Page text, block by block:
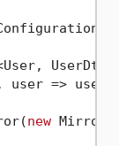
user =>
new